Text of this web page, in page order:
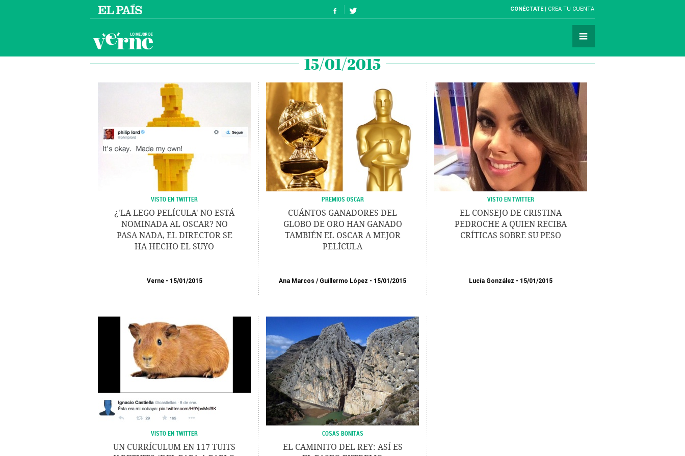
CONÉCTATE CREA TU CUENTA
15/01/2015
VISTO EN TWITTER
¿'LA LEGO PELÍCULA' NO ESTÁ
NOMINADA AL OSCAR? NO
PASA NADA, EL DIRECTOR SE
HA HECHO EL SUYO
Verne 15/01/2015
PREMIOS OSCAR
CUÁNTOS GANADORES DEL
GLOBO DE ORO HAN GANADO
TAMBIÉN EL OSCAR A MEJOR
PELÍCULA
Ana Marcos / Guillermo López 15/01/2015
VISTO EN TWITTER
EL CONSEJO DE CRISTINA
PEDROCHE A QUIEN RECIBA
CRÍTICAS SOBRE SU PESO
Lucía González 15/01/2015
VISTO EN TWITTER
UN CURRÍCULUM EN 117 TUITS
COSAS BONITAS
EL CAMINITO DEL REY: ASÍ ES